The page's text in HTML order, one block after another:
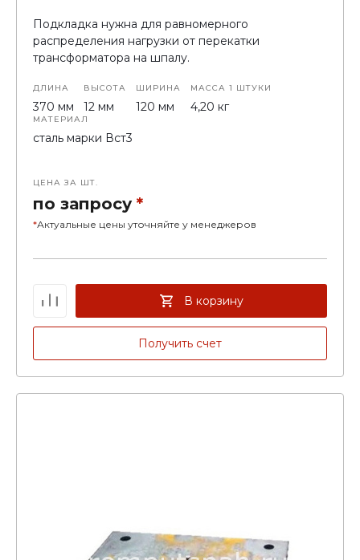
Подкладка нужна для равномерного
распределения нагрузки от перекатки
трансформатора на шпалу.
ДЛИНА
370 мм
ВЫСОТА
12 мм
ШИРИНА
120 мм
МАССА 1 ШТУКИ
4,20 кг
МАТЕРИАЛ
сталь марки Вст3
ЦЕНА ЗА ШТ.
по запросу *
*Актуальные цены уточняйте у менеджеров
Получить счет
В корзину